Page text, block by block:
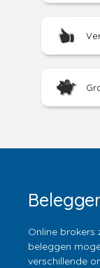
Online brokers
beleggen
verschillende